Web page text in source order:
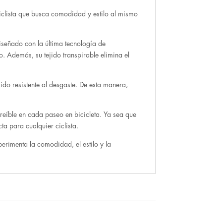
que busca comodidad y estilo al mismo
con la última tecnología de
Además, su tejido transpirable elimina el
resistente al desgaste. De esta manera,
en cada paseo en bicicleta. Ya sea que
para cualquier ciclista.
la comodidad, el estilo y la